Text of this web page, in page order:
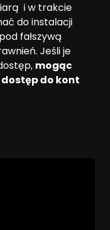
i w trakcie
do instalacji
fałszywą
Jeśli je
mogąc
do kont